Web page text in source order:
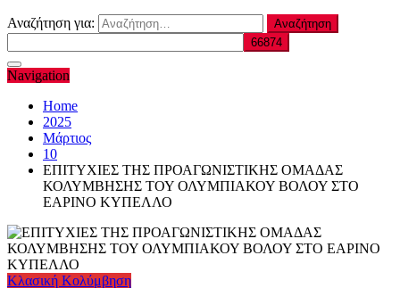
Αναζήτηση για:
Navigation
Home
2025
Μάρτιος
10
ΕΠΙΤΥΧΙΕΣ ΤΗΣ ΠΡΟΑΓΩΝΙΣΤΙΚΗΣ ΟΜΑΔΑΣ
ΚΟΛΥΜΒΗΣΗΣ ΤΟΥ ΟΛΥΜΠΙΑΚΟΥ ΒΟΛΟΥ ΣΤΟ
ΕΑΡΙΝΟ ΚΥΠΕΛΛΟ
Κλασική Κολύμβηση